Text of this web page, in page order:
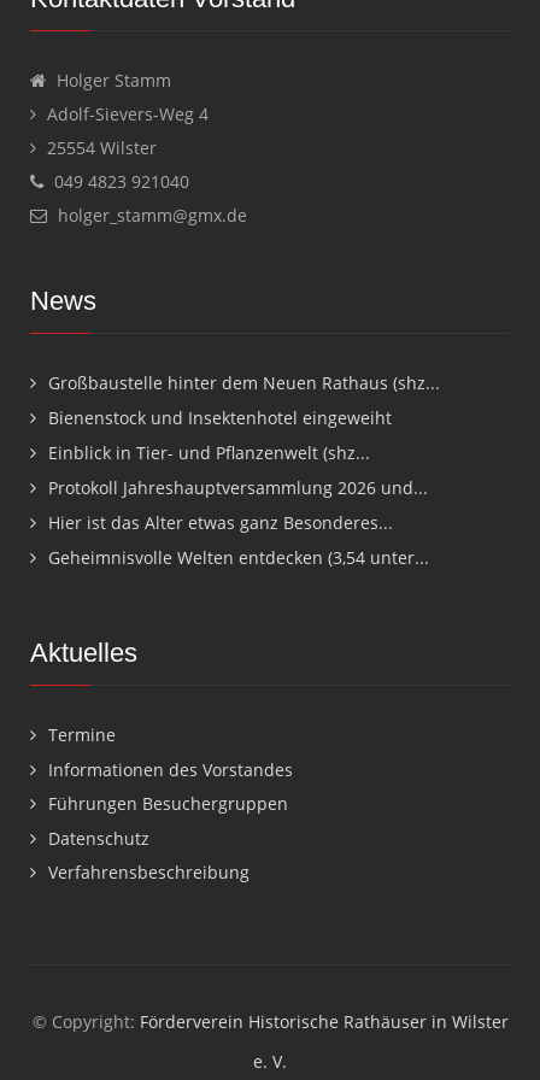
Holger Stamm
Adolf-Sievers-Weg 4
25554 Wilster
049 4823 921040
holger_stamm@gmx.de
News
Großbaustelle hinter dem Neuen Rathaus (shz...
Bienenstock und Insektenhotel eingeweiht
Einblick in Tier- und Pflanzenwelt (shz...
Protokoll Jahreshauptversammlung 2026 und...
Hier ist das Alter etwas ganz Besonderes...
Geheimnisvolle Welten entdecken (3,54 unter...
Aktuelles
Termine
Informationen des Vorstandes
Führungen Besuchergruppen
Datenschutz
Verfahrensbeschreibung
© Copyright: Förderverein Historische Rathäuser in Wilster
e. V.